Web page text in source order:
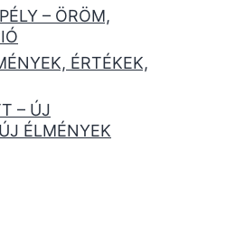
– ÖRÖM,
ÉRTÉKEK,
– ÚJ
ÉLMÉNYEK